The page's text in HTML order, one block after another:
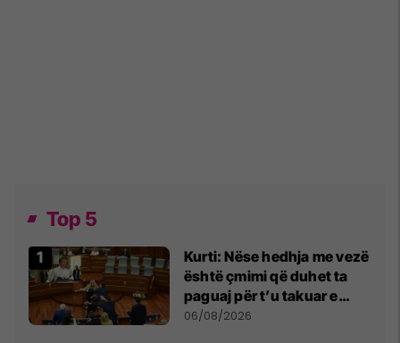
Top 5
Kurti: Nëse hedhja me vezë
është çmimi që duhet ta
paguaj për t’u takuar e
bashkëbiseduar jam i
06/08/2026